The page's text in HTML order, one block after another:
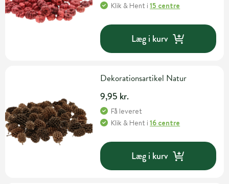
Klik & Hent i15 centre
Læg i kurv
Dekorationsartikel Natur
9,95 kr.
Få leveret
Klik & Hent i16 centre
Læg i kurv